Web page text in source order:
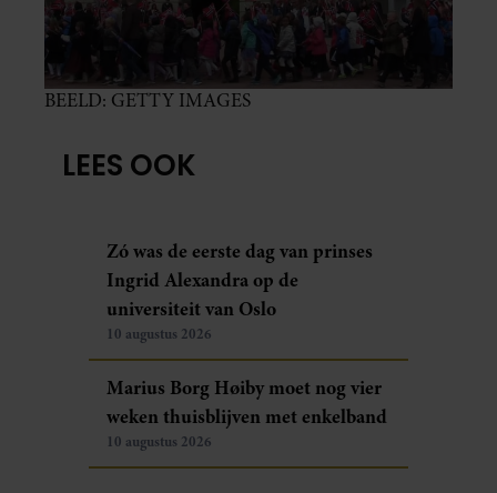
BEELD: GETTY IMAGES
LEES OOK
Zó was de eerste dag van prinses
Ingrid Alexandra op de
universiteit van Oslo
10 augustus 2026
Marius Borg Høiby moet nog vier
weken thuisblijven met enkelband
10 augustus 2026